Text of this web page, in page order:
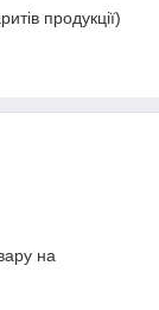
продукції)
на